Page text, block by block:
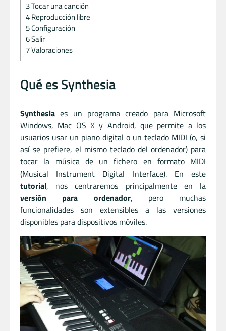
3Tocar una canción
4Reproducción libre
5Configuración
6Salir
7Valoraciones
Qué es Synthesia
Synthesia es un programa creado para Microsoft
Windows, Mac OS X y Android, que permite a los
usuarios usar un piano digital o un teclado MIDI (o, si
así se prefiere, el mismo teclado del ordenador) para
tocar la música de un fichero en formato MIDI
(Musical Instrument Digital Interface). En este
tutorial, nos centraremos principalmente en la
versión para ordenador, pero muchas
funcionalidades son extensibles a las versiones
disponibles para dispositivos móviles.